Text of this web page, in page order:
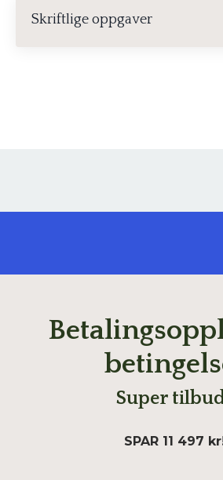
Skriftlige oppgaver
Super
SPAR 11 497